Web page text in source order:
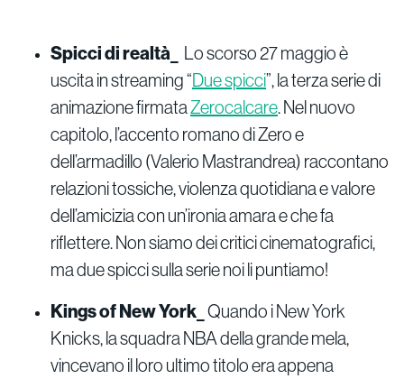
Spicci di realtà_
Lo scorso 27 maggio è
uscita in streaming “Due spicci”, la terza serie di
animazione firmataZerocalcare. Nel nuovo
capitolo, l’accento romano di Zero e
dell’armadillo (Valerio Mastrandrea) raccontano
relazioni tossiche, violenza quotidiana e valore
dell’amicizia con un’ironia amara e che fa
riflettere. Non siamo dei critici cinematografici,
ma due spicci sulla serie noi li puntiamo!
Kings of New York_ Quando i New York
Knicks, la squadra NBA della grande mela,
vincevano il loro ultimo titolo era appena